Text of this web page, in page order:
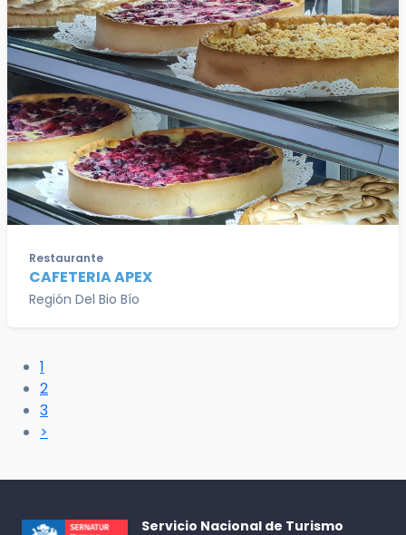
Restaurante
CAFETERIA APEX
Región Del Bio Bío
1
2
3
>
Servicio Nacional de Turismo